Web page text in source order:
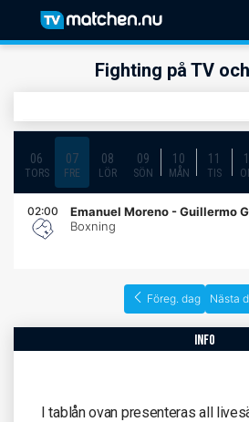
Fighting på TV
06
TORS
07
FRE
08
LÖR
09
SÖN
10
MÅN
11
TIS
02:00
Emanuel Moreno - Guillermo
Boxning
Föreg. dag Nästa
info
I tablån ovan presenteras all